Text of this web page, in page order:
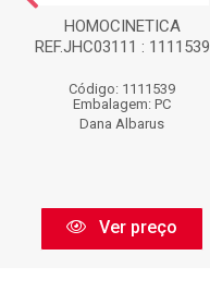
HOMOCINETICA
REF.JHC03111 : 1111539
Código: 1111539
Embalagem: PC
Dana Albarus
Ver preço